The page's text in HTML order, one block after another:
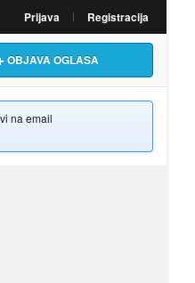
Prijava Registracija
OBJAVA OGLASA
na email